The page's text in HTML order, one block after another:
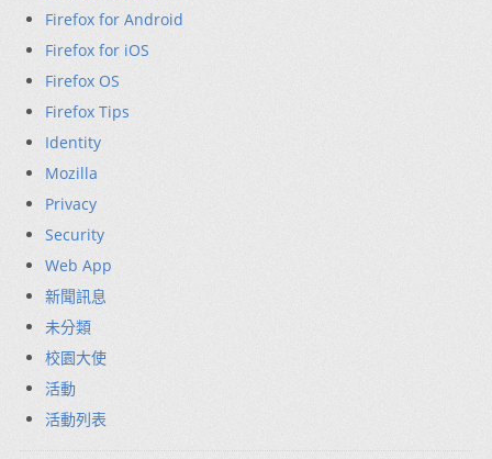
Firefox for Android
Firefox for iOS
Firefox OS
Firefox Tips
Identity
Mozilla
Privacy
Security
Web App
新聞訊息
未分類
校園大使
活動
活動列表